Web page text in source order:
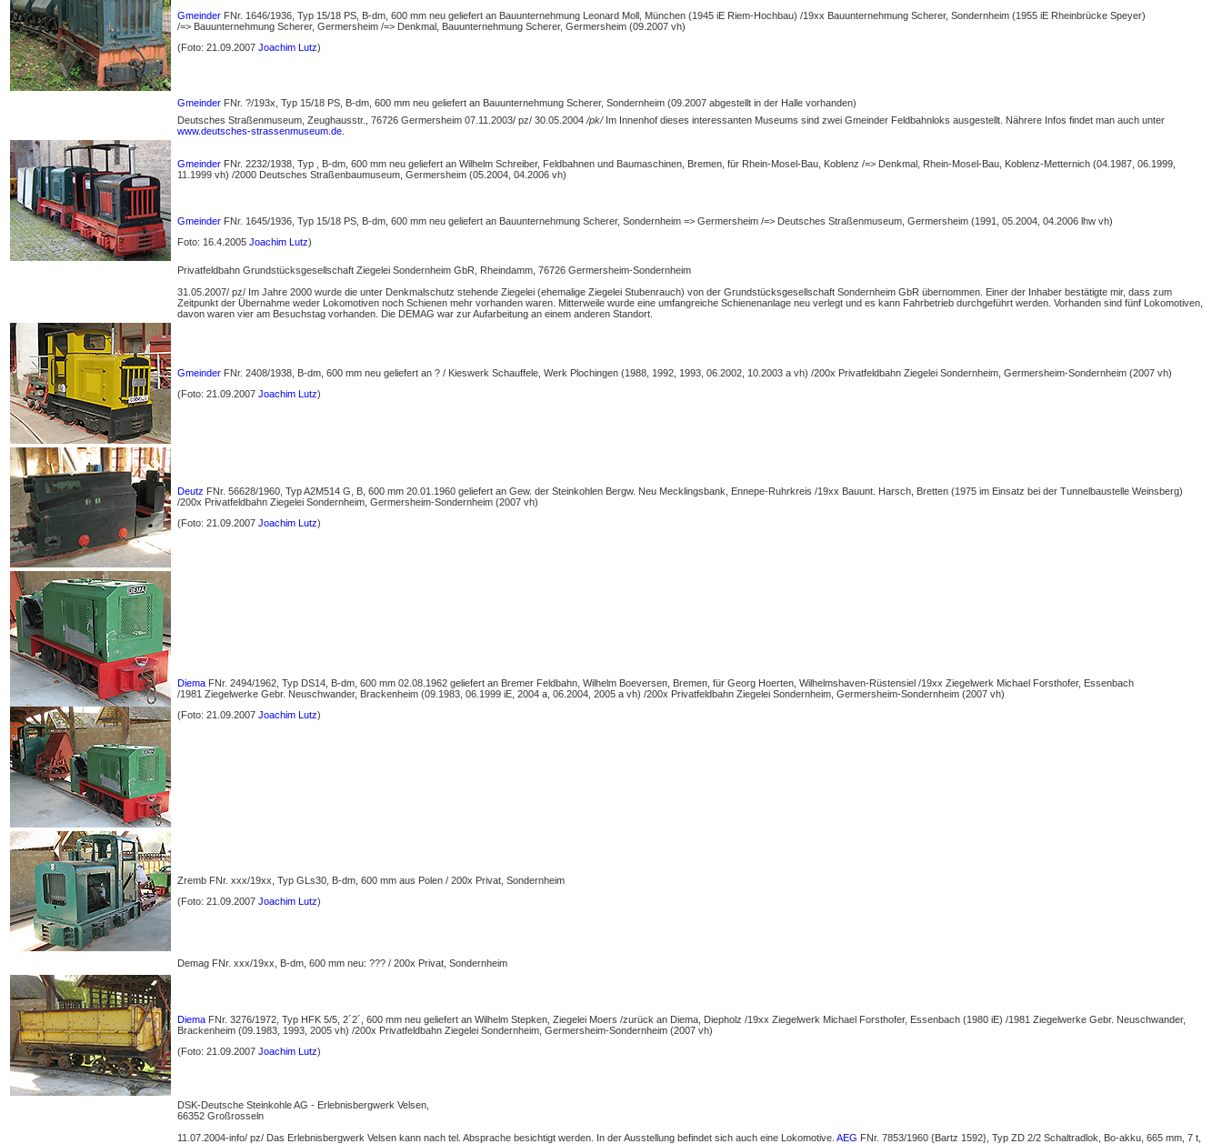
Gmeinder FNr. 1646/1936, Typ 15/18 PS, B-dm, 600 mm neu geliefert an Bauunternehmung Leonard Moll, München (1945 iE Riem-Hochbau) /19xx Bauunternehmung Scherer, Sondernheim (1955 iE Rheinbrücke Speyer)
/=> Bauunternehmung Scherer, Germersheim /=> Denkmal, Bauunternehmung Scherer, Germersheim (09.2007 vh)
(Foto: 21.09.2007 Joachim Lutz)
Gmeinder FNr. ?/193x, Typ 15/18 PS, B-dm, 600 mm neu geliefert an Bauunternehmung Scherer, Sondernheim (09.2007 abgestellt in der Halle vorhanden)
Deutsches Straßenmuseum, Zeughausstr., 76726 Germersheim 07.11.2003/ pz/ 30.05.2004 /pk/Im Innenhof dieses interessanten Museums sind zwei Gmeinder Feldbahnloks ausgestellt. Nährere Infos findet man auch unter
www.deutsches-strassenmuseum.de
Gmeinder FNr. 2232/1938, Typ , B-dm, 600 mm neu geliefert an Wilhelm Schreiber, Feldbahnen und Baumaschinen, Bremen, für Rhein-Mosel-Bau, Koblenz /=> Denkmal, Rhein-Mosel-Bau, Koblenz-Metternich (04.1987, 06.1999,
11.1999 vh) /2000 Deutsches Straßenbaumuseum, Germersheim (05.2004, 04.2006 vh)
Gmeinder FNr. 1645/1936, Typ 15/18 PS, B-dm, 600 mm neu geliefert an Bauunternehmung Scherer, Sondernheim => Germersheim /=> Deutsches Straßenmuseum, Germersheim (1991, 05.2004, 04.2006 lhw vh)
Foto: 16.4.2005 Joachim Lutz)
Privatfeldbahn Grundstücksgesellschaft Ziegelei Sondernheim GbR, Rheindamm, 76726 Germersheim-Sondernheim
31.05.2007/ pz/ Im Jahre 2000 wurde die unter Denkmalschutz stehende Ziegelei (ehemalige Ziegelei Stubenrauch) von der Grundstücksgesellschaft Sondernheim GbR übernommen. Einer der Inhaber bestätigte mir, dass zum
Zeitpunkt der Übernahme weder Lokomotiven noch Schienen mehr vorhanden waren. Mitterweile wurde eine umfangreiche Schienenanlage neu verlegt und es kann Fahrbetrieb durchgeführt werden. Vorhanden sind fünf Lokomotiven,
davon waren vier am Besuchstag vorhanden. Die DEMAG war zur Aufarbeitung an einem anderen Standort.
Gmeinder FNr. 2408/1938, B-dm, 600 mm neu geliefert an ? / Kieswerk Schauffele, Werk Plochingen (1988, 1992, 1993, 06.2002, 10.2003 a vh) /200x Privatfeldbahn Ziegelei Sondernheim, Germersheim-Sondernheim (2007 vh)
(Foto: 21.09.2007 Joachim Lutz)
Deutz FNr. 56628/1960, Typ A2M514 G, B, 600 mm 20.01.1960 geliefert an Gew. der Steinkohlen Bergw. Neu Mecklingsbank, Ennepe-Ruhrkreis /19xx Bauunt. Harsch, Bretten (1975 im Einsatz bei der Tunnelbaustelle Weinsberg)
/200x Privatfeldbahn Ziegelei Sondernheim, Germersheim-Sondernheim (2007 vh)
(Foto: 21.09.2007 Joachim Lutz)
Diema FNr. 2494/1962, Typ DS14, B-dm, 600 mm 02.08.1962 geliefert an Bremer Feldbahn, Wilhelm Boeversen, Bremen, für Georg Hoerten, Wilhelmshaven-Rüstensiel /19xx Ziegelwerk Michael Forsthofer, Essenbach
/1981 Ziegelwerke Gebr. Neuschwander, Brackenheim (09.1983, 06.1999 iE, 2004 a, 06.2004, 2005 a vh) /200x Privatfeldbahn Ziegelei Sondernheim, Germersheim-Sondernheim (2007 vh)
(Foto: 21.09.2007 Joachim Lutz)
Zremb FNr. xxx/19xx, Typ GLs30, B-dm, 600 mm aus Polen / 200x Privat, Sondernheim
(Foto: 21.09.2007 Joachim Lutz)
Demag FNr. xxx/19xx, B-dm, 600 mm neu: ??? / 200x Privat, Sondernheim
Diema FNr. 3276/1972, Typ HFK 5/5, 2´2´, 600 mm neu geliefert an Wilhelm Stepken, Ziegelei Moers /zurück an Diema, Diepholz /19xx Ziegelwerk Michael Forsthofer, Essenbach (1980 iE) /1981 Ziegelwerke Gebr. Neuschwander,
Brackenheim (09.1983, 1993, 2005 vh) /200x Privatfeldbahn Ziegelei Sondernheim, Germersheim-Sondernheim (2007 vh)
(Foto: 21.09.2007 Joachim Lutz)
DSK-Deutsche Steinkohle AG - Erlebnisbergwerk Velsen,
66352 Großrosseln
11.07.2004-info/ pz/ Das Erlebnisbergwerk Velsen kann nach tel. Absprache besichtigt werden. In der Ausstellung befindet sich auch eine Lokomotive. AEG FNr. 7853/1960 {Bartz 1592}, Typ ZD 2/2 Schaltradlok, Bo-akku, 665 mm, 7 t,